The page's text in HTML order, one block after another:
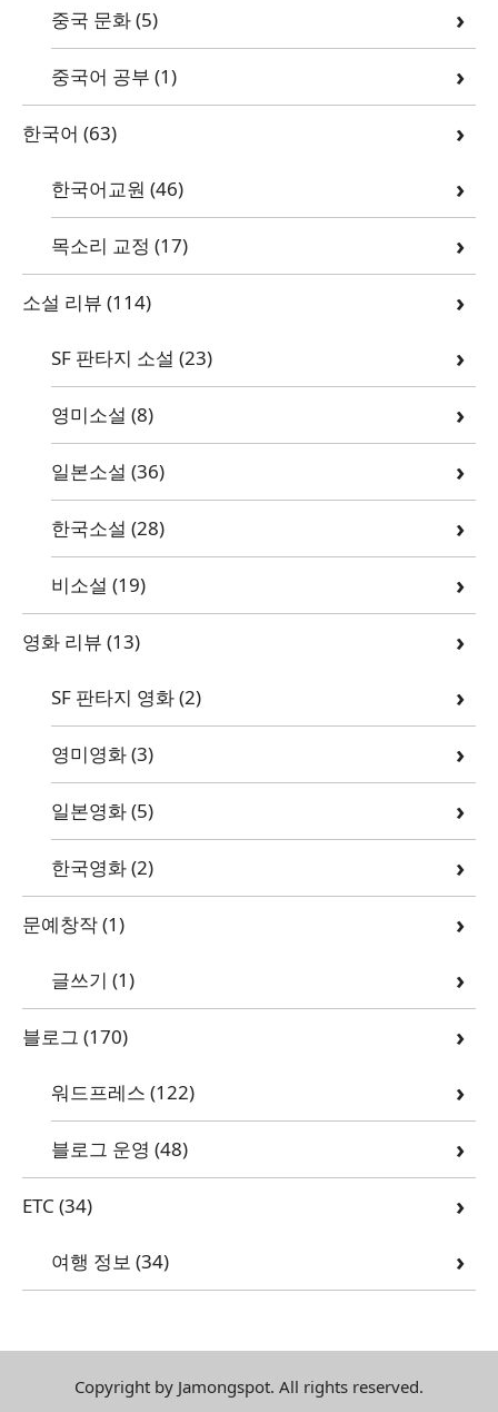
중국 문화(5)
중국어 공부 (1)
한국어 (63)
한국어교원 (46)
목소리 교정 (17)
소설 리뷰 (114)
SF 판타지 소설 (23)
영미소설 (8)
일본소설 (36)
한국소설 (28)
비소설 (19)
영화 리뷰 (13)
SF 판타지 영화(2)
영미영화(3)
일본영화(5)
한국영화(2)
문예창작(1)
글쓰기 (1)
블로그 (170)
워드프레스 (122)
블로그 운영 (48)
ETC (34)
여행 정보 (34)
Copyright by Jamongspot. All rights reserved.